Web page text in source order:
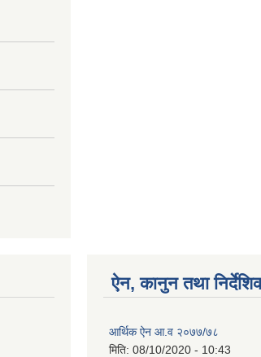
ऐन, कानुन तथा
आर्थिक ऐन आ.व २०७७/७८
मिति: 08/10/2020 - 10:43